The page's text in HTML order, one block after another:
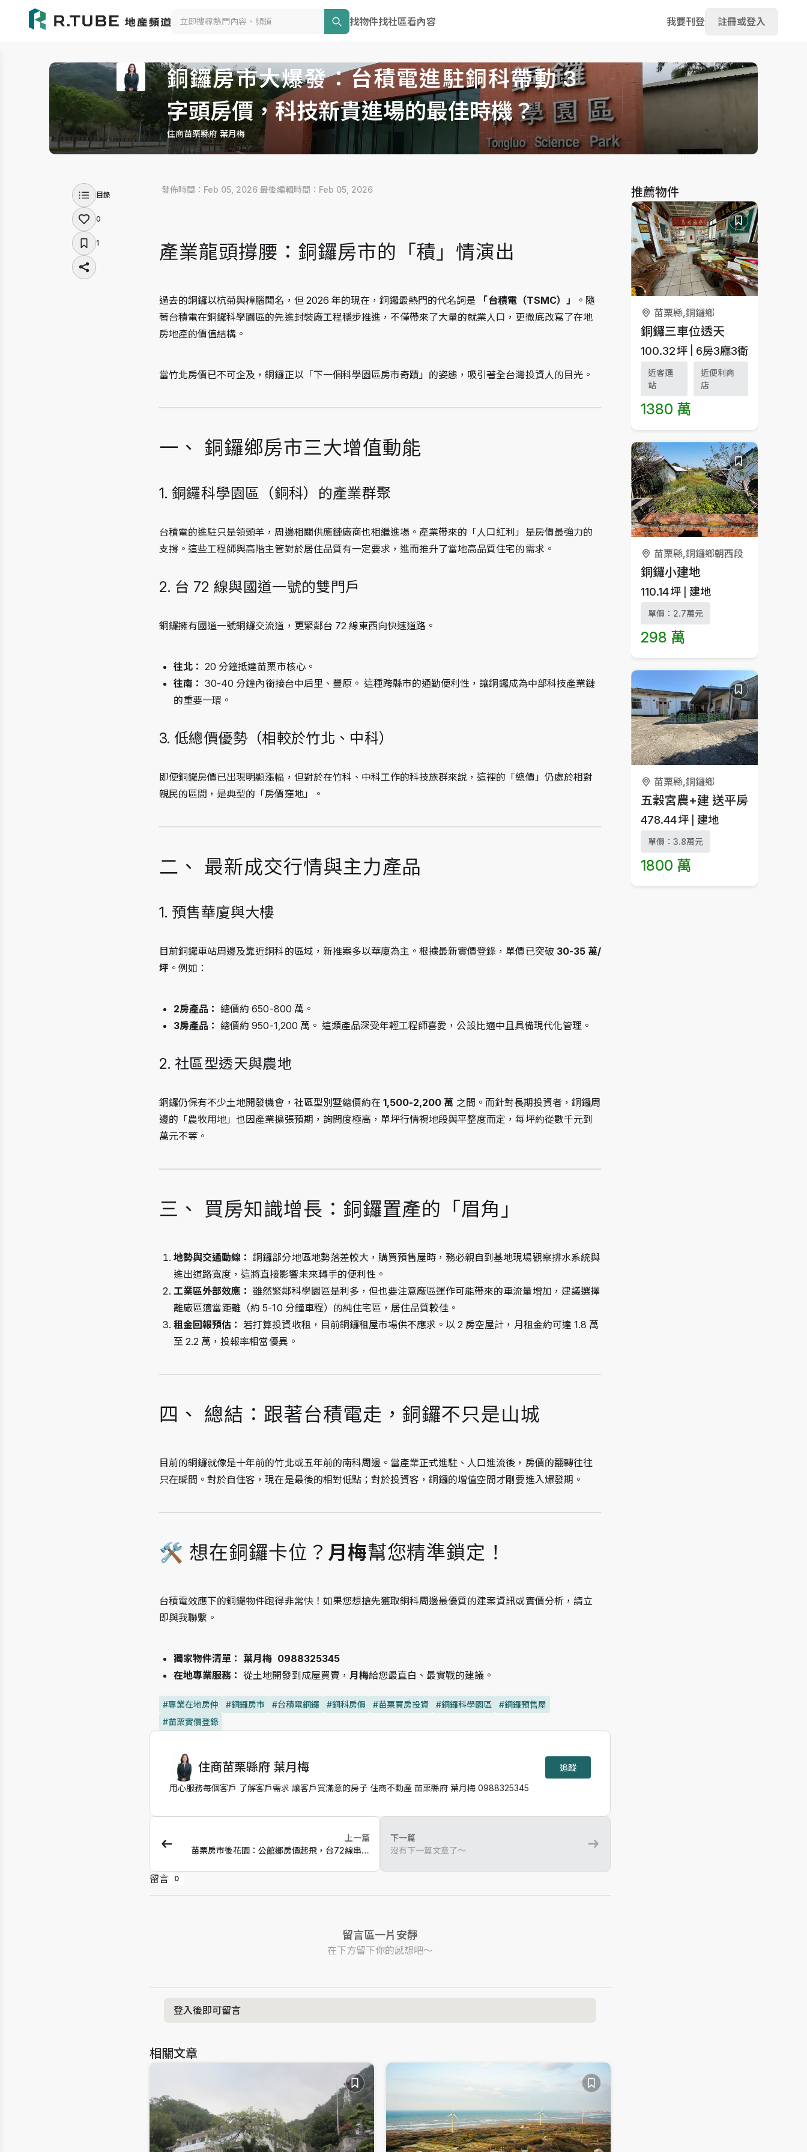
找物件找社區看內容 我要刊登 註冊或登入
銅鑼房市大爆發：台積電進駐銅科帶動 3
字頭房價，科技新貴進場的最佳時機？
住商苗栗縣府 葉月梅
目錄
0
1
發佈時間：Feb 05, 2026 最後編輯時間：Feb 05, 2026
產業龍頭撐腰：銅鑼房市的「積」情演出
過去的銅鑼以杭菊與樟腦聞名，但 2026 年的現在，銅鑼最熱門的代名詞是 「台積電（TSMC）」
。隨
著台積電在銅鑼科學園區的先進封裝廠工程穩步推進，不僅帶來了大量的就業人口，更徹底改寫了在地
房地產的價值結構。
當竹北房價已不可企及，銅鑼正以「下一個科學園區房市奇蹟」的姿態，吸引著全台灣投資人的目光。
一、 銅鑼鄉房市三大增值動能
1. 銅鑼科學園區（銅科）的產業群聚
台積電的進駐只是領頭羊，周邊相關供應鏈廠商也相繼進場。產業帶來的「人口紅利」是房價最強力的
支撐。這些工程師與高階主管對於居住品質有一定要求，進而推升了當地高品質住宅的需求。
2. 台 72 線與國道一號的雙門戶
銅鑼擁有國道一號銅鑼交流道，更緊鄰台 72 線東西向快速道路。
往北： 20 分鐘抵達苗栗市核心。
往南： 30-40 分鐘內銜接台中后里、豐原。 這種跨縣市的通勤便利性，讓銅鑼成為中部科技產業鏈
的重要一環。
3. 低總價優勢（相較於竹北、中科）
即便銅鑼房價已出現明顯漲幅，但對於在竹科、中科工作的科技族群來說，這裡的「總價」仍處於相對
親民的區間，是典型的「房價窪地」。
二、 最新成交行情與主力產品
1. 預售華廈與大樓
目前銅鑼車站周邊及靠近銅科的區域，新推案多以華廈為主。根據最新實價登錄，單價已突破 30-35 萬/
坪 。例如：
2房產品： 總價約 650-800 萬。
3房產品： 總價約 950-1,200 萬。 這類產品深受年輕工程師喜愛，公設比適中且具備現代化管理。
2. 社區型透天與農地
銅鑼仍保有不少土地開發機會，社區型別墅總價約在 1,500-2,200 萬 之間。而針對長期投資者，銅鑼周
邊的「農牧用地」也因產業擴張預期，詢問度極高，單坪行情視地段與平整度而定，每坪約從數千元到
萬元不等。
三、 買房知識增長：銅鑼置產的「眉角」
地勢與交通動線： 銅鑼部分地區地勢落差較大，購買預售屋時，務必親自到基地現場觀察排水系統與
進出道路寬度，這將直接影響未來轉手的便利性。
工業區外部效應： 雖然緊鄰科學園區是利多，但也要注意廠區運作可能帶來的車流量增加，建議選擇
離廠區適當距離（約 5-10 分鐘車程）的純住宅區，居住品質較佳。
租金回報預估： 若打算投資收租，目前銅鑼租屋市場供不應求。以 2 房空屋計，月租金約可達 1.8 萬
至 2.2 萬，投報率相當優異。
四、 總結：跟著台積電走，銅鑼不只是山城
目前的銅鑼就像是十年前的竹北或五年前的南科周邊。當產業正式進駐、人口進流後，房價的翻轉往往
只在瞬間。對於自住客，現在是最後的相對低點；對於投資客，銅鑼的增值空間才剛要進入爆發期。
🛠️ 想在銅鑼卡位？ 月梅幫您精準鎖定！
台積電效應下的銅鑼物件跑得非常快！如果您想搶先獲取銅科周邊最優質的建案資訊或實價分析，請立
即與我聯繫。
獨家物件清單： 葉月梅  0988325345
在地專業服務： 從土地開發到成屋買賣， 月梅給您最直白、最實戰的建議。
#專業在地房仲 #銅鑼房市 #台積電銅鑼 #銅科房價 #苗栗買房投資 #銅鑼科學園區
#銅鑼預售屋
#苗栗實價登錄
作者資訊住商苗栗縣府 葉月梅 追蹤
用心服務每個客戶 了解客戶需求 讓客戶買滿意的房子 住商不動產 苗栗縣府 葉月梅 0988325345
上一篇
苗栗房市後花園：公館鄉房價起飛，台72線串連
下一篇
沒有下一篇文章了～
留言 0
留言區一片安靜
在下方留下你的感想吧～
登入後即可留言
相關文章
推薦物件
苗栗縣,銅鑼鄉
銅鑼三車位透天
100.32坪 6房3廳3衛
近客運
站
近便利商
店
1380 萬
苗栗縣,銅鑼鄉朝西段
銅鑼小建地
110.14坪 建地
單價：2.7萬元
298 萬
苗栗縣,銅鑼鄉
五穀宮農+建 送平房
478.44坪 建地
單價：3.8萬元
1800 萬